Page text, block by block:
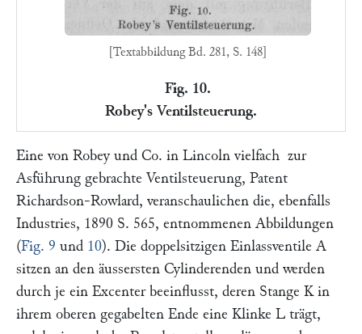
[Textabbildung Bd. 281, S. 148]
Fig. 10.
Robey's Ventilsteuerung.
Eine von Robey und Co. in Lincoln vielfach zur
Asführung gebrachte Ventilsteuerung, Patent
Richardson-Rowlard, veranschaulichen die, ebenfalls
Industries, 1890 S. 565, entnommenen Abbildungen
(Fig. 9 und 10). Die doppelsitzigen Einlassventile A
sitzen an den äussersten Cylinderenden und werden
durch je ein Excenter beeinflusst, deren Stange Kin
ihrem oberen gegabelten Ende eine Klinke L trägt,